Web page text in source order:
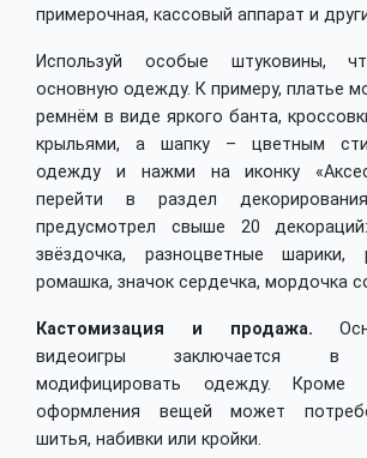
примерочная, кассовый аппарат и
Используй особые штуковины,
основную одежду. К примеру, платье
ремнём в виде яркого банта,
крыльями, а шапку – цветным
одежду и нажми на иконку
перейти в раздел
предусмотрел свыше 20
звёздочка, разноцветные шарики,
ромашка, значок сердечка, мордочка
Кастомизация и продажа.
видеоигры заключается в
модифицировать одежду. Кроме
оформления вещей может
шитья, набивки или кройки.